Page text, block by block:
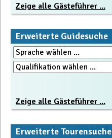
Zeige alle Gästeführer ...
Erweiterte Guidesuche
Zeige alle Gästeführer ...
Erweiterte Tourensuche